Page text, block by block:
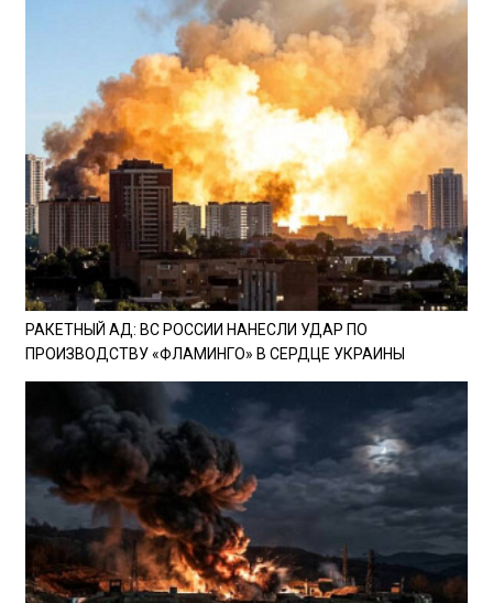
РАКЕТНЫЙ АД: ВС РОССИИ НАНЕСЛИ УДАР ПО
ПРОИЗВОДСТВУ «ФЛАМИНГО» В СЕРДЦЕ УКРАИНЫ